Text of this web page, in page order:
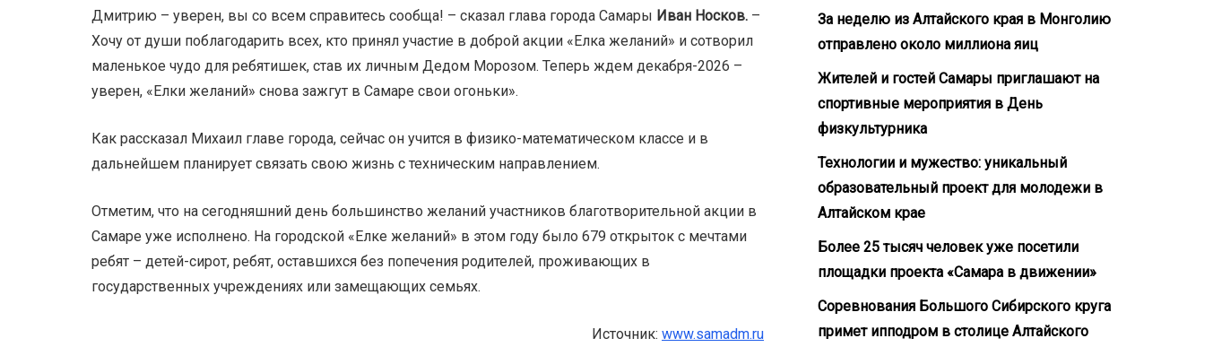
Дмитрию – уверен, вы со всем справитесь сообща! – сказал глава города Самары Иван Носков. –
Хочу от души поблагодарить всех, кто принял участие в доброй акции «Елка желаний» и сотворил
маленькое чудо для ребятишек, став их личным Дедом Морозом. Теперь ждем декабря-2026 –
уверен, «Елки желаний» снова зажгут в Самаре свои огоньки».
Как рассказал Михаил главе города, сейчас он учится в физико-математическом классе и в
дальнейшем планирует связать свою жизнь с техническим направлением.
Отметим, что на сегодняшний день большинство желаний участников благотворительной акции в
Самаре уже исполнено. На городской «Елке желаний» в этом году было 679 открыток с мечтами
ребят – детей-сирот, ребят, оставшихся без попечения родителей, проживающих в
государственных учреждениях или замещающих семьях.
Источник: www.samadm.ru
За неделю из Алтайского края в Монголию
отправлено около миллиона яиц
Жителей и гостей Самары приглашают на
спортивные мероприятия в День
физкультурника
Технологии и мужество: уникальный
образовательный проект для молодежи в
Алтайском крае
Более 25 тысяч человек уже посетили
площадки проекта «Самара в движении»
Соревнования Большого Сибирского круга
примет ипподром в столице Алтайского